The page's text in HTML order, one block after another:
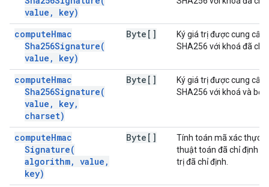
value , key)
computeHmac
Sha256Signature(
value , key)
Byte[]
Ký giá trị được cung cấp
SHA256 với khoá đã cho.
computeHmac
Sha256Signature(
value , key,
charset)
Byte[]
Ký giá trị được cung cấp
SHA256 với khoá và bộ
computeHmac
Signature(
algorithm, value ,
key)
Byte[]
Tính toán mã xác thực
thuật toán đã chỉ định
trị đã chỉ định.